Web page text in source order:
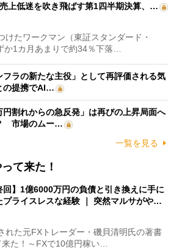
上低迷を吹き飛ばす第1四半期決算、…
たワークマン（東証スタンダード・
か1カ月あまりで約34％下落…
ラの新たな主役」として再評価される気
の提携でAI…
円割れからの急反発」は再びの上昇局面へ
市場のムー…
一覧を見る
て来た！
回】1億6000万円の負債と引き換えに手に
プライスレスな経験 ｜ 突然マルサがや…
た元FXトレーダー・磯貝清明氏の著書
来た！～FXで10億円稼い…